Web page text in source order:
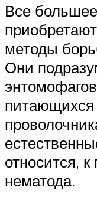
Все
методы
Они
относится,
нематода.